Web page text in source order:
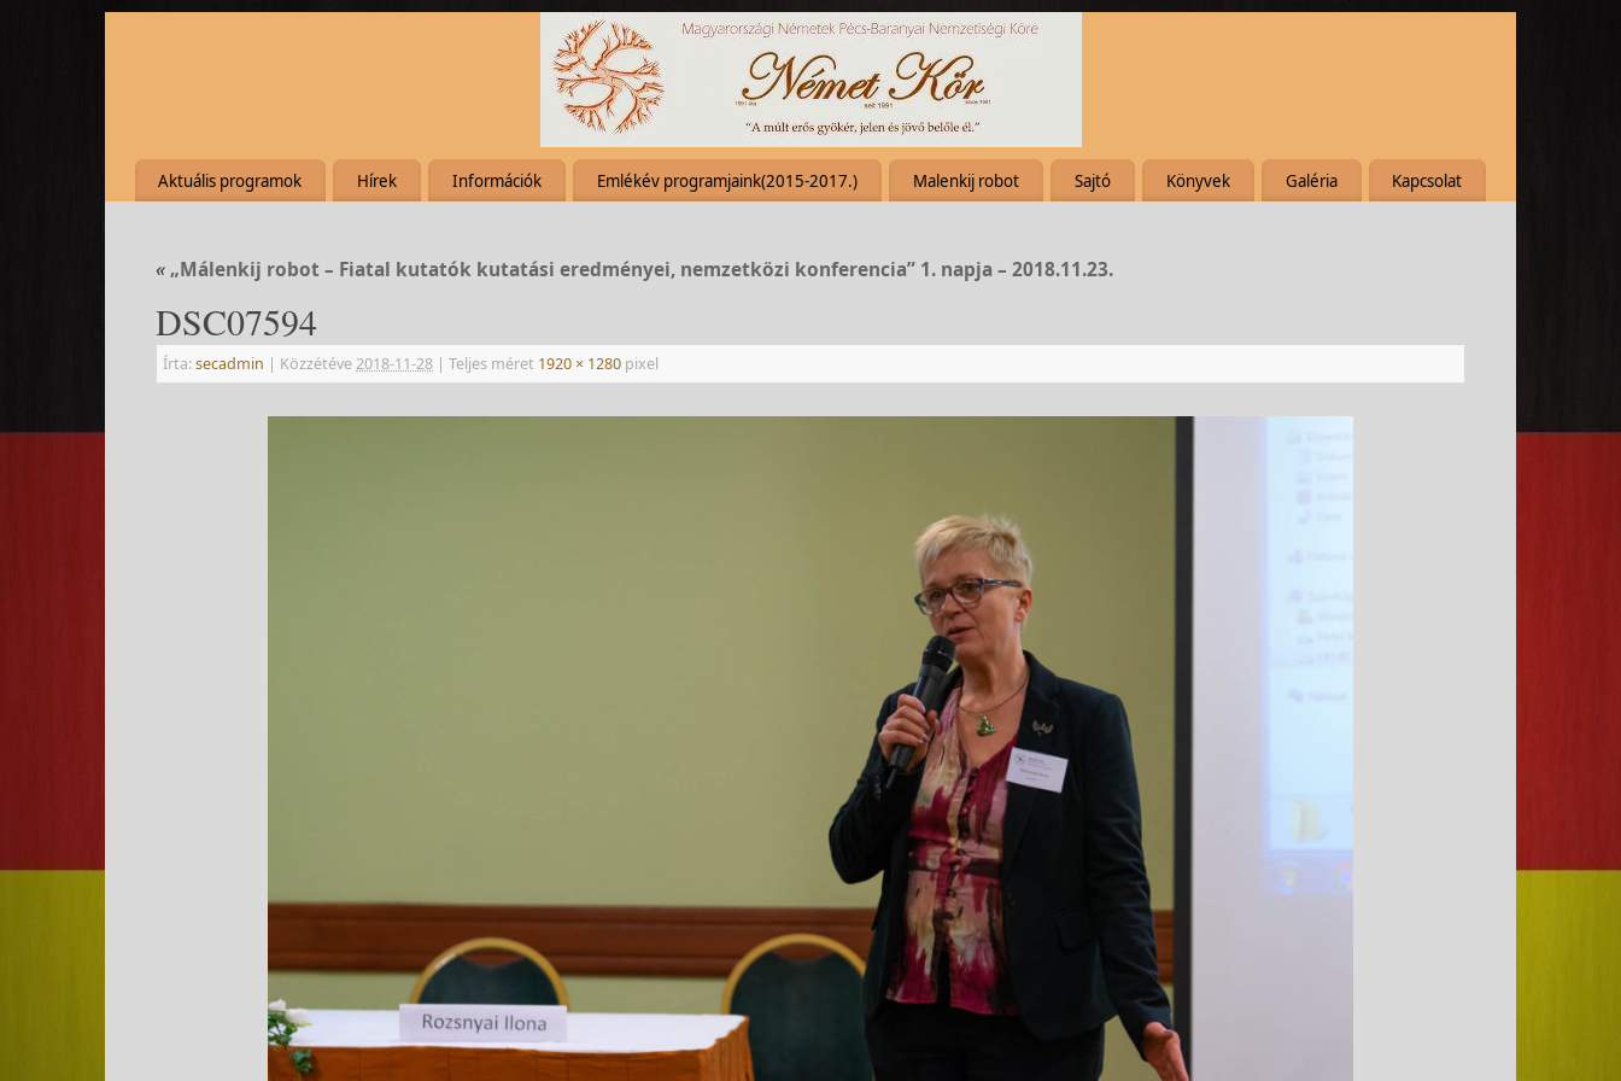
Aktuális programok Hírek Információk Emlékév programjaink(2015-2017.) Malenkij robot Sajtó Könyvek Galéria Kapcsolat
«„Málenkij robot – Fiatal kutatók kutatási eredményei, nemzetközi konferencia” 1. napja – 2018.11.23.
DSC07594
Írta:secadmin | Közzétéve2018-11-28 | Teljes méret 1920 × 1280 pixel